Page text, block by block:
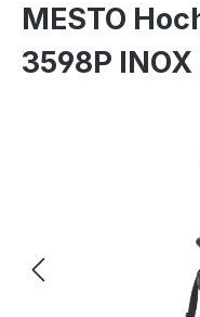
MESTO
3598P
Bildergalerie